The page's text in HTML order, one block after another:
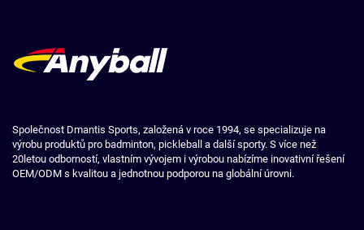
Společnost Dmantis Sports, založená v roce 1994, se specializuje na
výrobu produktů pro badminton, pickleball a další sporty. S více než
20letou odborností, vlastním vývojem i výrobou nabízíme inovativní řešení
OEM/ODM s kvalitou a jednotnou podporou na globální úrovni.